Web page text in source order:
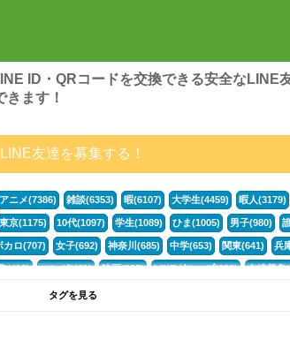
ID・QRコードを交換できる安全なLINE
ます！
LINE友達を募集する！
アニメ(7386) 雑談(6353) 暇(6107) 大学生(4459) 暇人(3179)
東京(1175) 10代(1097) 学生(1089) ひま(1005) 男子(980)
カロ(707) 女子(692) 神奈川(685) 中学(653) 関東(641) 兵
(412) マンガ(401) 映画(395) LINEグループ(388) 友達募集
フォートナイト(320)
タグを見る